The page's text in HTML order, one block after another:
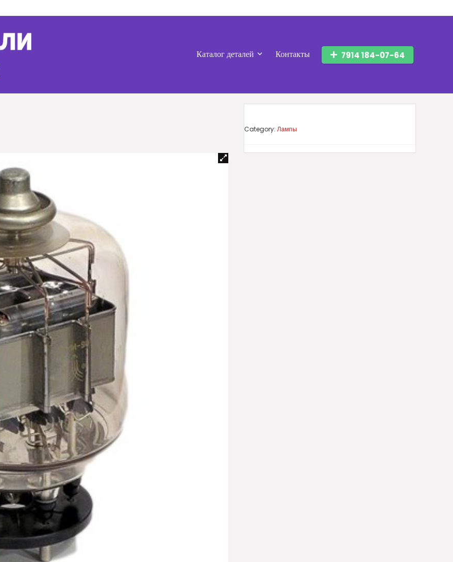
Каталог деталей Контакты 7914 184-07-64
Category: Лампы